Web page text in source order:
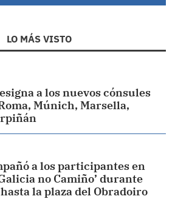
LO MÁS VISTO
a los nuevos cónsules
Múnich, Marsella,
a los participantes en
no Camiño’ durante
la plaza del Obradoiro